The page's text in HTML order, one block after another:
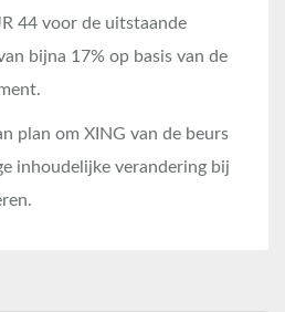
44 voor de uitstaande
bijna 17% op basis van de
plan om XING van de beurs
inhoudelijke verandering bij